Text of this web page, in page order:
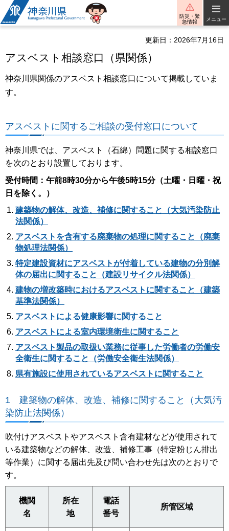
神奈川県
防災・緊
急情報
メニュー
更新日：2026年7月16日
アスベスト相談窓口（県関係）
神奈川県関係のアスベスト相談窓口について掲載していま
す。
アスベストに関するご相談の受付窓口について
神奈川県では、アスベスト（石綿）問題に関する相談窓口
を次のとおり設置しております。
受付時間：午前8時30分から午後5時15分（土曜・日曜・祝
日を除く。）
建築物の解体、改造、補修に関すること（大気汚染防止
法関係）
アスベストを含有する廃棄物の処理に関すること（廃棄
物処理法関係）
特定建設資材にアスベストが付着している建物の分別解
体の届出に関すること（建設リサイクル法関係）
建物の増改築時におけるアスベストに関すること（建築
基準法関係）
アスベストによる健康影響に関すること
アスベストによる室内環境衛生に関すること
アスベスト製品の取扱い業務に従事した労働者の労働安
全衛生に関すること（労働安全衛生法関係）
県有施設に使用されているアスベストに関すること
1 建築物の解体、改造、補修に関すること（大気汚
染防止法関係）
吹付けアスベストやアスベスト含有建材などが使用されて
いる建築物などの解体、改造、補修工事（特定粉じん排出
等作業）に関する届出先及び問い合わせ先は次のとおりで
す。
機関
名
所在
地
電話
番号
所管区域